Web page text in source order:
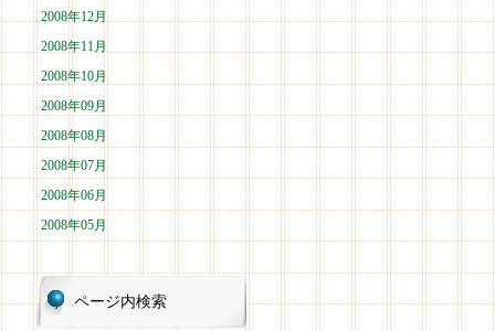
2008年12月
2008年11月
2008年10月
2008年09月
2008年08月
2008年07月
2008年06月
2008年05月
ページ内検索